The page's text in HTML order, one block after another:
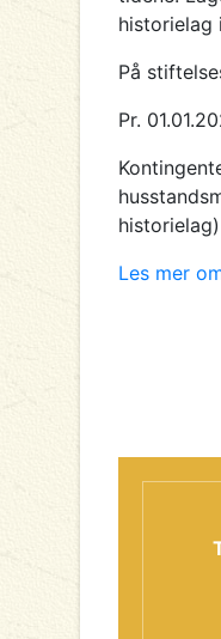
historielag
På
Pr.
historielag)
Les mer